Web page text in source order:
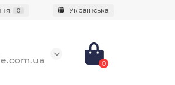
0 Українська
0